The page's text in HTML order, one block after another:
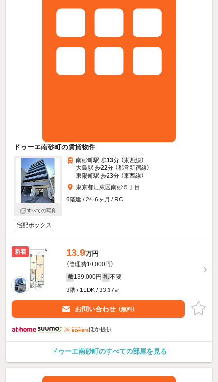
ドゥーエ南砂町の賃貸物件
すべての写真
南砂町駅 歩13分 （東西線）
大島駅 歩22分 （都営新宿線）
東陽町駅 歩23分 （東西線）
東京都江東区南砂５丁目
9階建 / 2年6ヶ月 / RC
宅配ボックス
新着 13.9万円
（管理費10,000円）
敷 139,000円 礼 不要
3階 / 1LDK / 33.37㎡
お問い合わせ （無料）
ほか提供
ドゥーエ南砂町のすべての部屋を見る